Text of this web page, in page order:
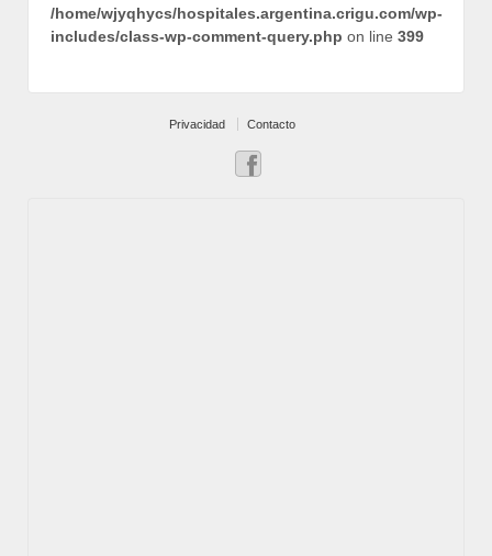
/home/wjyqhycs/hospitales.argentina.crigu.com/wp-
includes/class-wp-comment-query.php on line 399
Privacidad Contacto